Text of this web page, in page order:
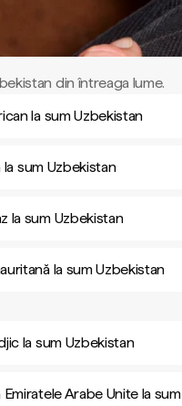
din întreaga lume.
la sum Uzbekistan
sum Uzbekistan
la sum Uzbekistan
la sum Uzbekistan
la sum Uzbekistan
Arabe Unite la sum